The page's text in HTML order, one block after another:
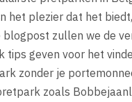
het plezier dat het
blogpost zullen we de
tips geven voor het
zonder je
zoals